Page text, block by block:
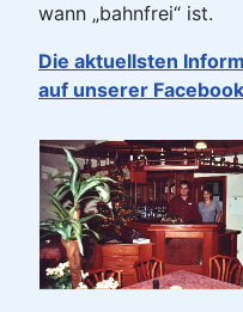
wann „bahnfrei“ ist.
Die aktuellsten
auf unserer